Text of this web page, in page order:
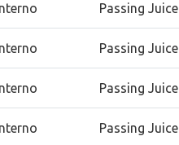
Passing Juice
Passing Juice
Passing Juice
Passing Juice